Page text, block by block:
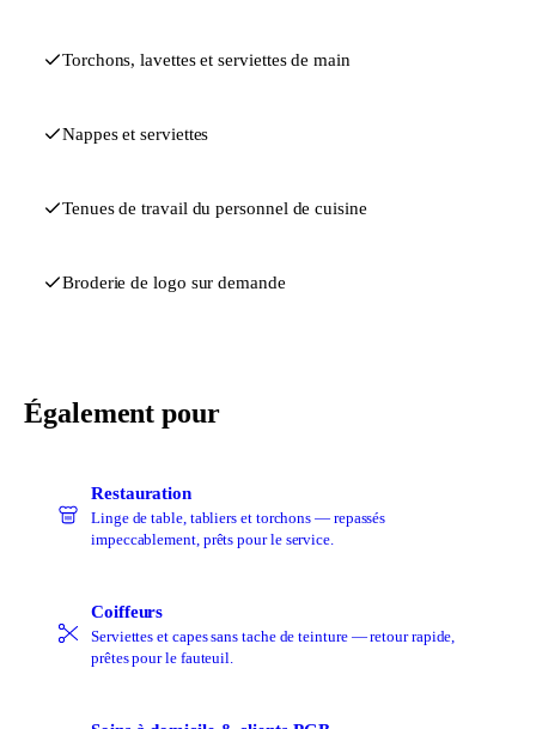
Torchons, lavettes et serviettes de main
Nappes et serviettes
Tenues de travail du personnel de cuisine
Broderie de logo sur demande
Également pour
Restauration
Linge de table, tabliers et torchons — repassés
impeccablement, prêts pour le service.
Coiffeurs
Serviettes et capes sans tache de teinture — retour rapide,
prêtes pour le fauteuil.